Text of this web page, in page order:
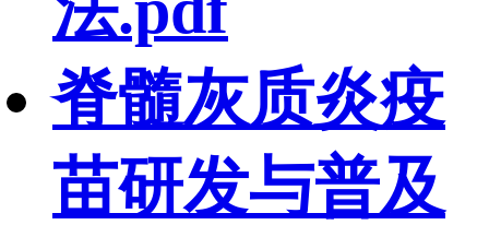
脊髓灰质炎疫
苗研发与普及